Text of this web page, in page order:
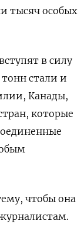
тысяч особых
в силу
стали и
Канады,
которые
чтобы она